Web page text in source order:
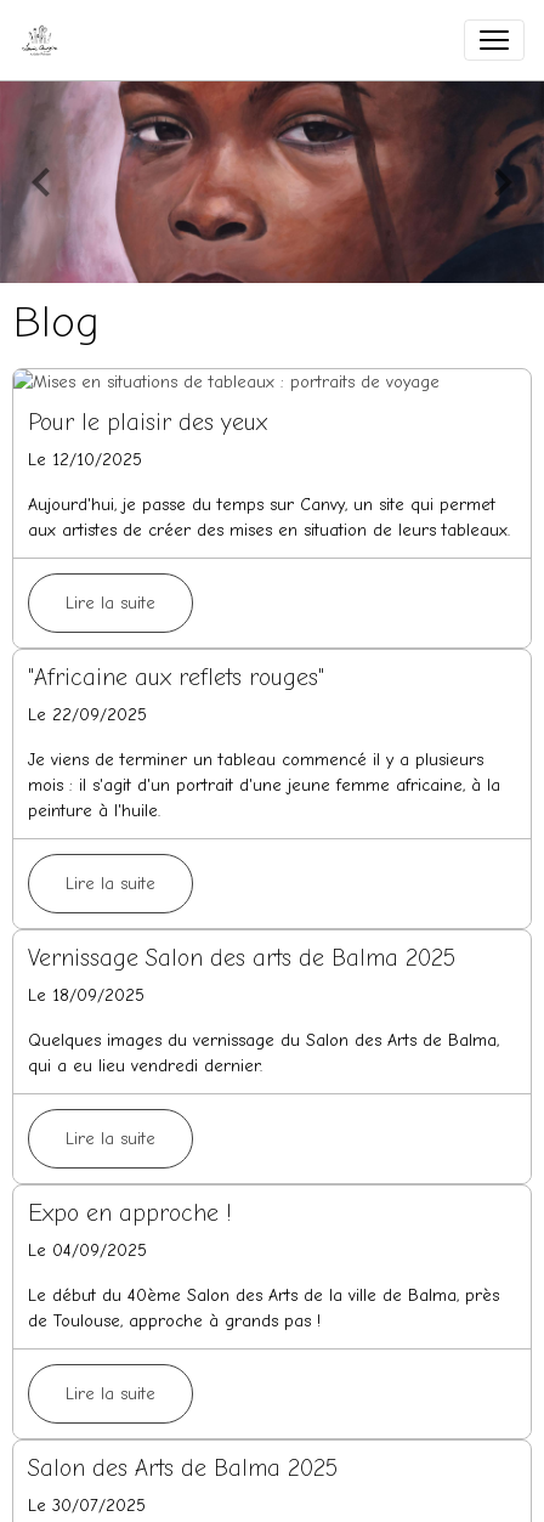
Blog
Pour le plaisir des yeux
Le 12/10/2025
Aujourd'hui, je passe du temps sur Canvy, un site qui permet
aux artistes de créer des mises en situation de leurs tableaux.
Lire la suite
"Africaine aux reflets rouges"
Le 22/09/2025
Je viens de terminer un tableau commencé il y a plusieurs
mois : il s'agit d'un portrait d'une jeune femme africaine, à la
peinture à l'huile.
Lire la suite
Vernissage Salon des arts de Balma 2025
Le 18/09/2025
Quelques images du vernissage du Salon des Arts de Balma,
qui a eu lieu vendredi dernier.
Lire la suite
Expo en approche !
Le 04/09/2025
Le début du 40ème Salon des Arts de la ville de Balma, près
de Toulouse, approche à grands pas !
Lire la suite
Salon des Arts de Balma 2025
Le 30/07/2025